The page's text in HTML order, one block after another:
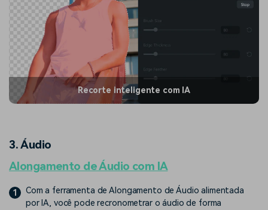
Recorte inteligente com IA
3. Áudio
Alongamento de Áudio com IA
1
Com a ferramenta de Alongamento de Áudio alimentada
por IA, você pode recronometrar o áudio de forma